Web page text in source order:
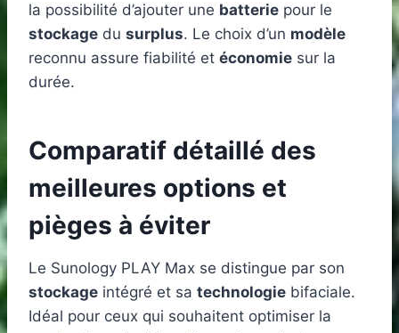
la possibilité d’ajouter une batterie pour le
stockage du surplus. Le choix d’un modèle
reconnu assure fiabilité et économie sur la
durée.
Comparatif détaillé des
meilleures options et
pièges à éviter
Le Sunology PLAY Max se distingue par son
stockage intégré et sa technologie bifaciale.
Idéal pour ceux qui souhaitent optimiser la